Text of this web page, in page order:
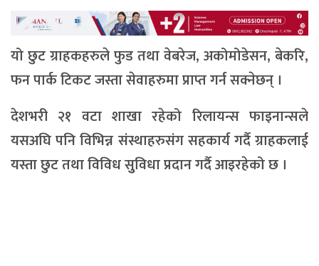
यो छुट ग्राहकहरुले फुड तथा वेबरेज, अकोमोडेसन, बेकरि,
फन पार्क टिकट जस्ता सेवाहरुमा प्राप्त गर्न सक्नेछन् ।
देशभरी २१ वटा शाखा रहेको रिलायन्स फाइनान्सले
यसअघि पनि विभिन्न संस्थाहरुसंग सहकार्य गर्दै ग्राहकलाई
यस्ता छुट तथा विविध सुुविधा प्रदान गर्दै आइरहेको छ ।